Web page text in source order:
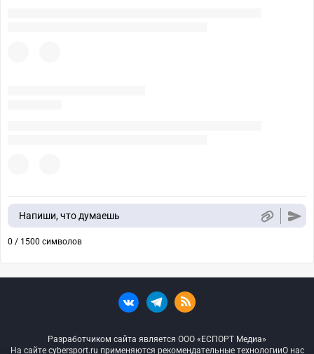
Напиши, что думаешь
0 / 1500 символов
Разработчиком сайта является ООО «ЕСПОРТ Медиа»
На сайте cybersport.ru применяются рекомендательные технологииО нас